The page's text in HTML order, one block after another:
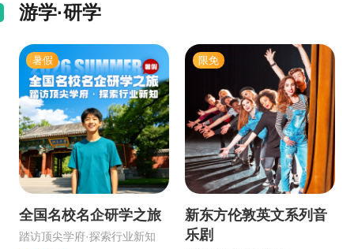
游学·研学
全国名校名企研学之旅
踏访顶尖学府·探索行业新知
暑假
新东方伦敦英文系列音
乐剧
限免